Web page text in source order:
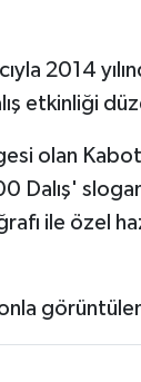
2014
etkinliği
olan
Dalış'
ile özel